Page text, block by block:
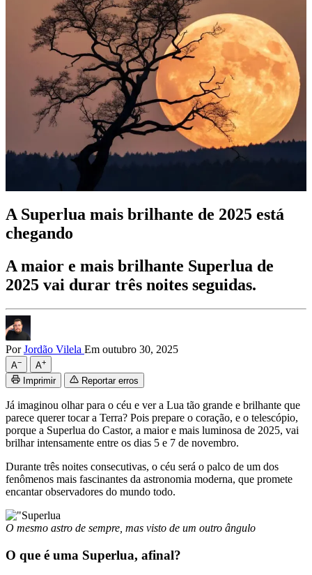
A Superlua mais brilhante de 2025 está
chegando
A maior e mais brilhante Superlua de
2025 vai durar três noites seguidas.
PorJordão Vilela Em outubro 30, 2025
A− A+
Imprimir Reportar erros
Já imaginou olhar para o céu e ver a Lua tão grande e brilhante que
parece querer tocar a Terra? Pois prepare o coração, e o telescópio,
porque a Superlua do Castor, a maior e mais luminosa de 2025, vai
brilhar intensamente entre os dias 5 e 7 de novembro.
Durante três noites consecutivas, o céu será o palco de um dos
fenômenos mais fascinantes da astronomia moderna, que promete
encantar observadores do mundo todo.
O mesmo astro de sempre, mas visto de um outro ângulo
O que é uma Superlua, afinal?